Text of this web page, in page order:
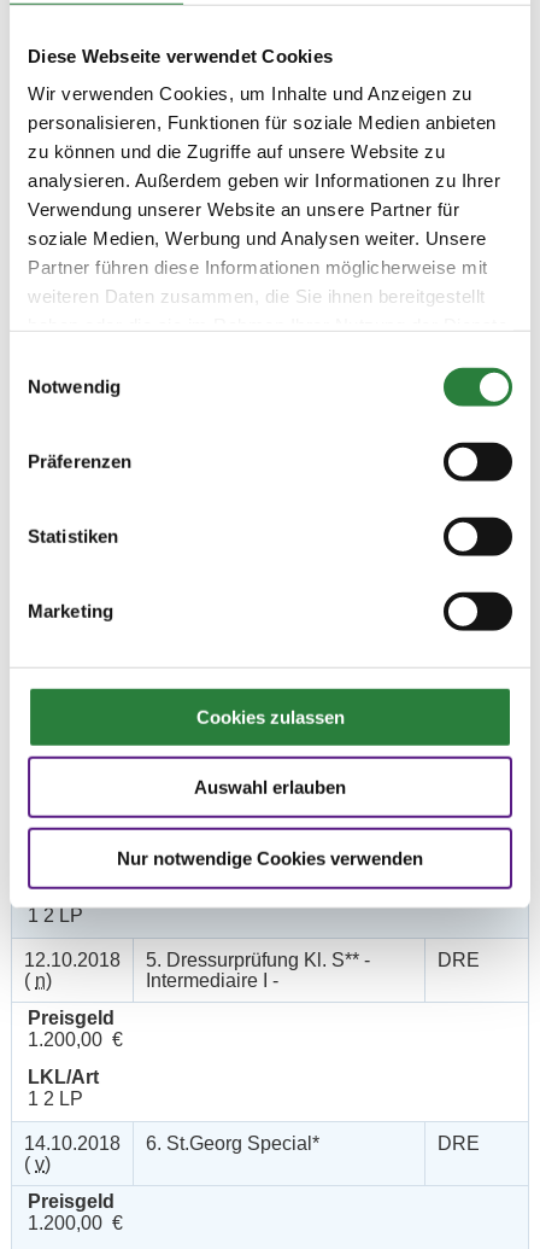
Diese Webseite verwendet Cookies
Wir verwenden Cookies, um Inhalte und Anzeigen zu
personalisieren, Funktionen für soziale Medien anbieten
zu können und die Zugriffe auf unsere Website zu
analysieren. Außerdem geben wir Informationen zu Ihrer
Verwendung unserer Website an unsere Partner für
soziale Medien, Werbung und Analysen weiter. Unsere
Partner führen diese Informationen möglicherweise mit
weiteren Daten zusammen, die Sie ihnen bereitgestellt
Notwendig
Präferenzen
Statistiken
Marketing
Cookies zulassen
Auswahl erlauben
Nur notwendige Cookies verwenden
Datum Prüfung Disziplin
(n)
2.500,00 €
DRE
Preisgeld
LKL/Art
1 2 LP
(n)
DRE
1.500,00 €
4. Dressurprüfung Kl.S** -
Intermediaire I - Kür
Preisgeld
2.000,00 €
LKL/Art
1 2 LP
12.10.2018
( n)
5. Dressurprüfung Kl. S** -
Intermediaire I -
DRE
Preisgeld
1.200,00 €
LKL/Art
1 2 LP
14.10.2018
( v)
6. St.Georg Special* DRE
Preisgeld
1.200,00 €